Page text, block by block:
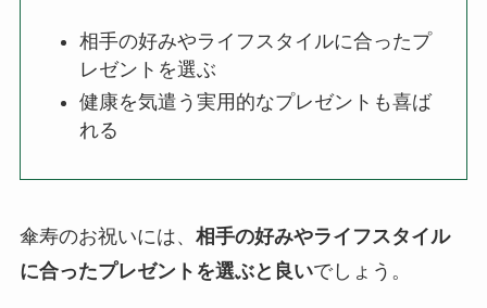
相手の好みやライフスタイルに合ったプ
レゼントを選ぶ
健康を気遣う実用的なプレゼントも喜ば
れる
傘寿のお祝いには、 相手の好みやライフスタイル
に合ったプレゼントを選ぶと良いでしょう。